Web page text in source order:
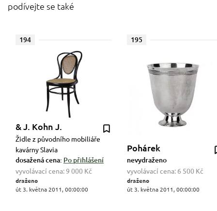
podívejte se také
194
& J. Kohn J.
Židle z původního mobiliáře
kavárny Slavia
dosažená cena: Po přihlášení
vyvolávací cena:9 000 Kč
draženo
út 3. května 2011, 00:00:00
195
Pohárek
nevydraženo
vyvolávací cena: 6 500 Kč
draženo
út 3. května 2011, 00:00:00